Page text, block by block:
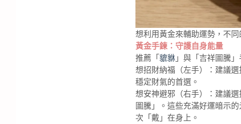
想利用黃金來輔助運勢，不
黃金手鍊：守護自身能量
推薦「貔貅」與「吉祥圖騰
想招財納福（左手）：建議
穩定財氣的首選。
想安神避邪（右手）：建議
圖騰」。這些充滿好運暗示
次「戴」在身上。